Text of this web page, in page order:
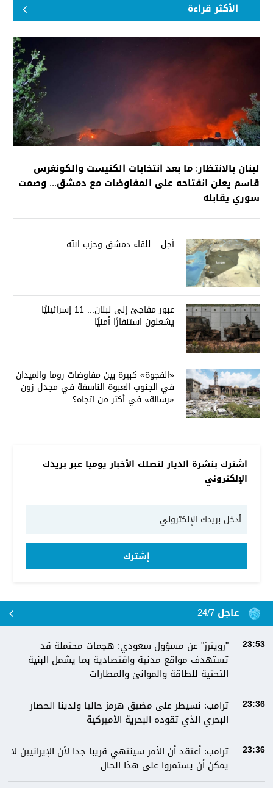
الأكثر قراءة
لبنان بالانتظار: ما بعد انتخابات الكنيست والكونغرس
قاسم يعلن انفتاحه على المفاوضات مع دمشق... وصمت
سوري يقابله
أجل... للقاء دمشق وحزب الله
عبور مفاجئ إلى لبنان... 11 إسرائيليًا
يشعلون استنفارًا أمنيًا
«الفجوة» كبيرة بين مفاوضات روما والميدان
في الجنوب العبوة الناسفة في مجدل زون
«رسالة» في أكثر من اتجاه؟
اشترك بنشرة الديار لتصلك الأخبار يوميا عبر بريدك
الإلكتروني
إشترك
عاجل 24/7
23:53
"رويترز" عن مسؤول سعودي: هجمات محتملة قد
تستهدف مواقع مدنية واقتصادية بما يشمل البنية
التحتية للطاقة والموانئ والمطارات
23:36
ترامب: نسيطر على مضيق هرمز حاليا ولدينا الحصار
البحري الذي تقوده البحرية الأميركية
23:36
ترامب: أعتقد أن الأمر سينتهي قريبا جدا لأن الإيرانيين لا
يمكن أن يستمروا على هذا الحال